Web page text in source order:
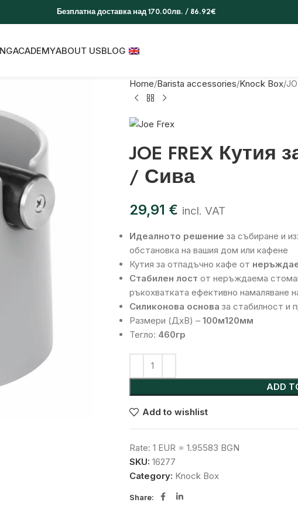
Безплатна доставка над 170.00лв. / 86.92€
ACADEMYABOUT USBLOG
Home Barista accessories Knock Box
JOE FREX Кутия
/ Сива
29,91 € incl. VAT
Идеалното решение за събиране и
обстановка на вашия дом или кафене
Кутия за отпадъчно кафе от
Стабилен лост от неръждаема
ръкохватката ефективно намаляване
Силиконова основа за стабилност и
Размери (ДхВ) – 100м120мм
Тегло: 460гр
ADD
Alternative:
Add to wishlist
Rate: 1 EUR = 1.95583 BGN
SKU: 16277
Category: Knock Box
Share: